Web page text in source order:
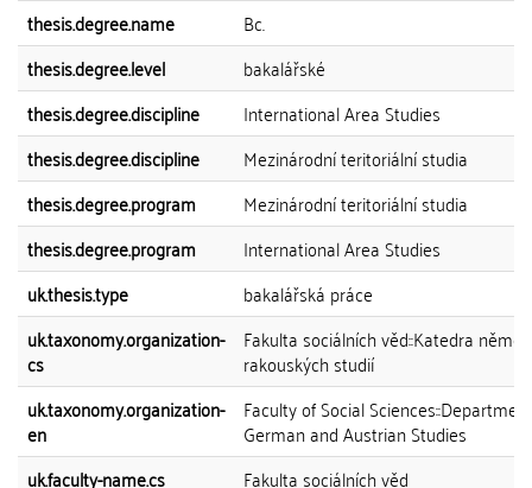
thesis.degree.name
Bc.
thesis.degree.level
bakalářské
thesis.degree.discipline
International Area Studies
thesis.degree.discipline
Mezinárodní teritoriální studia
thesis.degree.program
Mezinárodní teritoriální studia
thesis.degree.program
International Area Studies
uk.thesis.type
bakalářská práce
uk.taxonomy.organization-
cs
Fakulta sociálních věd::Katedra
rakouských studií
uk.taxonomy.organization-
en
Faculty of Social
German and Austrian Studies
uk.faculty-name.cs
Fakulta sociálních věd